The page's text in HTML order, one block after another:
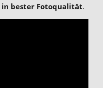
in bester Fotoqualität.